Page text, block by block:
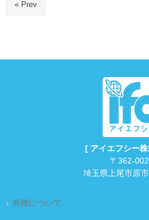
« Prev
[ アイエフシー
〒362-
埼玉県上尾市原
商標について